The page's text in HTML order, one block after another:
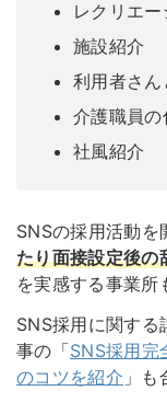
レクリエ
施設紹介
利用者さん
介護職員の
社風紹介
SNSの採用活動を
たり面接設定後の
を実感する事業所
SNS採用に関す
事の「SNS採用完
のコツを紹介 」 も